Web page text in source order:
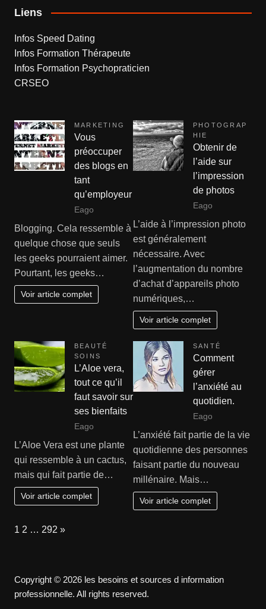
Liens
Infos Speed Dating
Infos Formation Thérapeute
Infos Formation Psychopraticien
CRSEO
MARKETING
Vous
préoccuper
des blogs en
tant
qu’employeur
Eago
Blogging. Cela ressemble à
quelque chose que seuls
les geeks pourraient aimer.
Pourtant, les geeks…
Voir article complet
PHOTOGRAP
HIE
Obtenir de
l’aide sur
l’impression
de photos
Eago
L’aide à l’impression photo
est généralement
nécessaire. Avec
l’augmentation du nombre
d’achat d’appareils photo
numériques,…
Voir article complet
BEAUTÉ
SOINS
L’Aloe vera,
tout ce qu’il
faut savoir sur
ses bienfaits
Eago
L’Aloe Vera est une plante
qui ressemble à un cactus,
mais qui fait partie de…
Voir article complet
SANTÉ
Comment
gérer
l’anxiété au
quotidien.
Eago
L’anxiété fait partie de la vie
quotidienne des personnes
faisant partie du nouveau
millénaire. Mais…
Voir article complet
Page:
1 2 … 292 Next
»
Copyright © 2026 les besoins et sources d information
professionnelle. All rights reserved.